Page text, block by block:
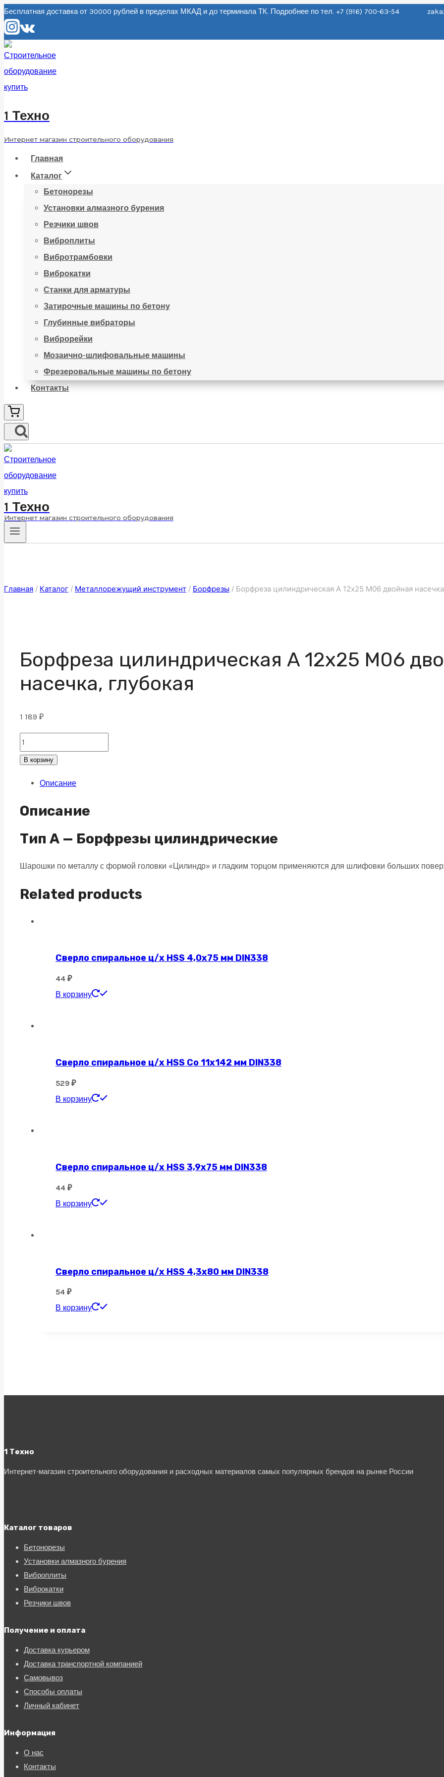
Перейти
к
содержанию
Бесплатная доставка от 30000 рублей в пределах МКАД и до терминала ТК. Подробнее по тел. +7 (916) 700-63-54
1 Техно
Интернет магазин строительного оборудования
Главная
Каталог
Бетонорезы
Установки алмазного бурения
Резчики швов
Виброплиты
Вибротрамбовки
Виброкатки
Станки для арматуры
Затирочные машины по бетону
Глубинные вибраторы
Виброрейки
Мозаично-шлифовальные машины
Фрезеровальные машины по бетону
Контакты
1 Техно
Интернет магазин строительного оборудования
Главная / Каталог / Металлорежущий инструмент / Борфрезы / Борфреза цилиндрическая A 12х25 M06 двойная
Борфреза цилиндрическая A 12х25 M06
насечка, глубокая
1 189 ₽
Борфреза
цилиндрическая
12х25
насечка,
quantity
В корзину
Описание
Описание
Тип А — Борфрезы цилиндрические
Шарошки по металлу с формой головки «Цилиндр» и гладким торцом применяются для шлифовки больших
Related products
Сверло спиральное ц/х HSS 4,0х75 мм DIN338
44 ₽
В корзину
Сверло спиральное ц/х HSS Co 11х142 мм DIN338
529 ₽
В корзину
Сверло спиральное ц/х HSS 3,9х75 мм DIN338
44 ₽
В корзину
Сверло спиральное ц/х HSS 4,3х80 мм DIN338
54 ₽
В корзину
1 Техно
Интернет-магазин строительного оборудования и расходных материалов самых популярных брендов на рынке России
Каталог товаров
Бетонорезы
Установки алмазного бурения
Виброплиты
Виброкатки
Резчики швов
Получение и оплата
Доставка курьером
Доставка транспортной компанией
Самовывоз
Способы оплаты
Личный кабинет
Информация
О нас
Контакты